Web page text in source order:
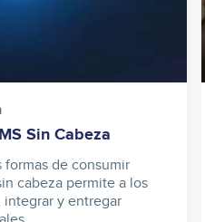
Sin Cabeza
de consumir
cabeza permite a los
integrar y entregar